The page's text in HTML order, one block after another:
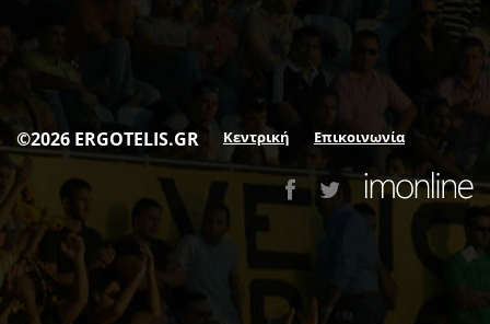
©2026 ERGOTELIS.GR Κεντρική Επικοινωνία